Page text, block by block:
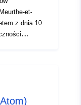
et-
z dnia 10
terenu
z dnia